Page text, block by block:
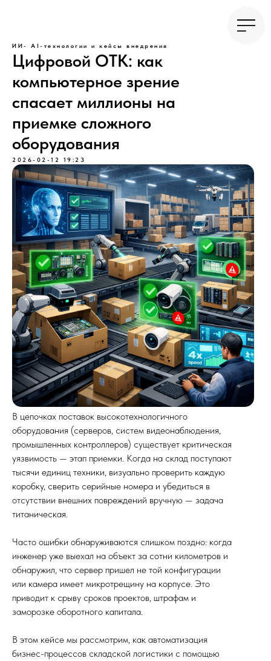
ИИ- AI-технологии и кейсы внедрения
Цифровой ОТК: как
компьютерное зрение
спасает миллионы на
приемке сложного
оборудования
2026-02-12 19:23
В цепочках поставок высокотехнологичного
оборудования (серверов, систем видеонаблюдения,
промышленных контроллеров) существует критическая
уязвимость — этап приемки. Когда на склад поступают
тысячи единиц техники, визуально проверить каждую
коробку, сверить серийные номера и убедиться в
отсутствии внешних повреждений вручную — задача
титаническая.
Часто ошибки обнаруживаются слишком поздно: когда
инженер уже выехал на объект за сотни километров и
обнаружил, что сервер пришел не той конфигурации
или камера имеет микротрещину на корпусе. Это
приводит к срыву сроков проектов, штрафам и
заморозке оборотного капитала.
В этом кейсе мы рассмотрим, как автоматизация
бизнес-процессов складской логистики с помощью